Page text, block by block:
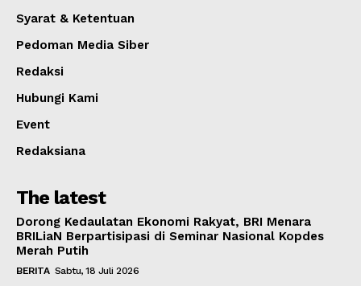
Syarat & Ketentuan
Pedoman Media Siber
Redaksi
Hubungi Kami
Event
Redaksiana
The latest
Dorong Kedaulatan Ekonomi Rakyat, BRI Menara
BRILiaN Berpartisipasi di Seminar Nasional Kopdes
Merah Putih
BERITA Sabtu, 18 Juli 2026